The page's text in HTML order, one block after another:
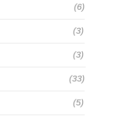
(6)
(3)
(3)
(33)
(5)